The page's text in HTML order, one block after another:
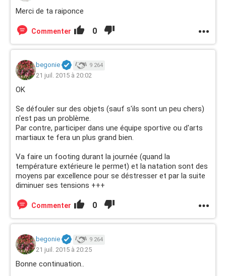
Merci de ta raiponce
Commenter 0
begonie 9 264
21 juil. 2015 à 20:02
OK
Se défouler sur des objets (sauf s'ils sont un peu chers)
n'est pas un problème.
Par contre, participer dans une équipe sportive ou d'arts
martiaux te fera un plus grand bien.
Va faire un footing durant la journée (quand la
température extérieure le permet) et la natation sont des
moyens par excellence pour se déstresser et par la suite
diminuer ses tensions +++
Commenter 0
begonie 9 264
21 juil. 2015 à 20:25
Bonne continuation..